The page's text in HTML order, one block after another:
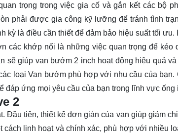
trọng trong việc gia cố và gắn kết các bộ
phải được gia công kỹ lưỡng để tránh tình
kỳ là điều cần thiết để đảm bảo hiệu suất tối ưu.
các khớp nối là những việc quan trọng để
sẽ giúp van bướm 2 inch hoạt động hiệu quả
loại Van bướm phù hợp với nhu cầu của bạn.
đáp ứng mọi yêu cầu của bạn trong lĩnh vực ống
2
Đầu tiên, thiết kế đơn giản của van giúp giảm
linh hoạt và chính xác, phù hợp với nhiều